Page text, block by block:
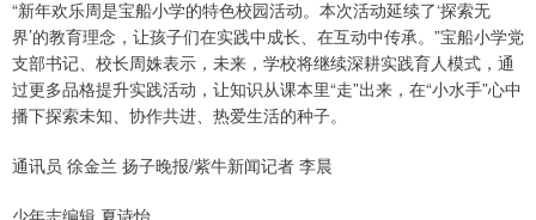
“新年欢乐周是宝船小学的特色校园活动。本次活动延续了‘探索无
界’的教育理念，让孩子们在实践中成长、在互动中传承。”宝船小学党
支部书记、校长周姝表示，未来，学校将继续深耕实践育人模式，通
过更多品格提升实践活动，让知识从课本里“走”出来，在“小水手”心中
播下探索未知、协作共进、热爱生活的种子。
通讯员 徐金兰 扬子晚报/紫牛新闻记者 李晨